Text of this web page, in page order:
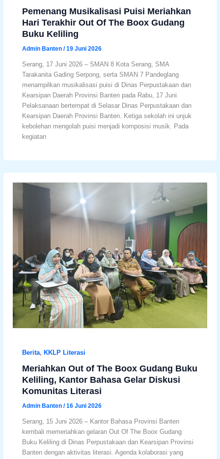
Pemenang Musikalisasi Puisi Meriahkan
Hari Terakhir Out Of The Boox Gudang
Buku Keliling
Admin Banten/19 Juni 2026
Serang, 17 Juni 2026 – SMAN 8 Kota Serang, SMA
Tarakanita Gading Serpong, serta SMAN 7 Pandeglang
menampilkan musikalisasi puisi di Dinas Perpustakaan dan
Kearsipan Daerah Provinsi Banten pada Rabu, 17 Juni.
Pelaksanaan bertempat di Selasar Dinas Perpustakaan dan
Kearsipan Daerah Provinsi Banten. Ketiga sekolah ini unjuk
kebolehan mengolah puisi menjadi komposisi musik. Pada
kegiatan
Berita, KKLP Literasi
Meriahkan Out of The Boox Gudang Buku
Keliling, Kantor Bahasa Gelar Diskusi
Komunitas Literasi
Admin Banten/16 Juni 2026
Serang, 15 Juni 2026 – Kantor Bahasa Provinsi Banten
kembali memeriahkan gelaran Out Of The Boox Gudang
Buku Keliling di Dinas Perpustakaan dan Kearsipan Provinsi
Banten dengan aktivitas literasi. Agenda kolaborasi yang